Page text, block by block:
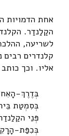
אחת הדמויות
הקַלַנדַר.
לשריעה,
קלנדרים
אליו. וכך
בְּדֶרֶךְ-
בְּסִמְטַת
פְּנֵי
בְּכִפַּת-